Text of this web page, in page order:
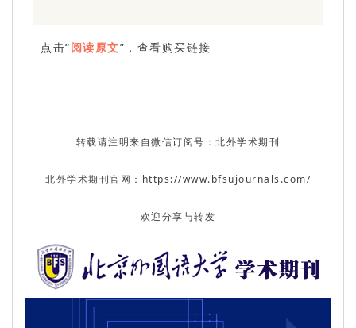
点击“阅读原文”，查看购买链接
转载请注明来自微信订阅号：北外学术期刊
北外学术期刊官网：https://www.bfsujournals.com/
欢迎分享与转发